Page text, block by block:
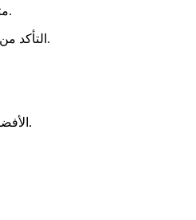
متابعة تنظيم وترتيب المنتجات على المنصات.
التأكد من أن جميع البيانات صحيحة ومطابقة للمعايير.
الأفضلية لمن لديهم معرفة أو إلمام باللغة التركية.